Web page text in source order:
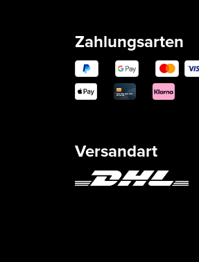
Zahlungsarten
Versandart